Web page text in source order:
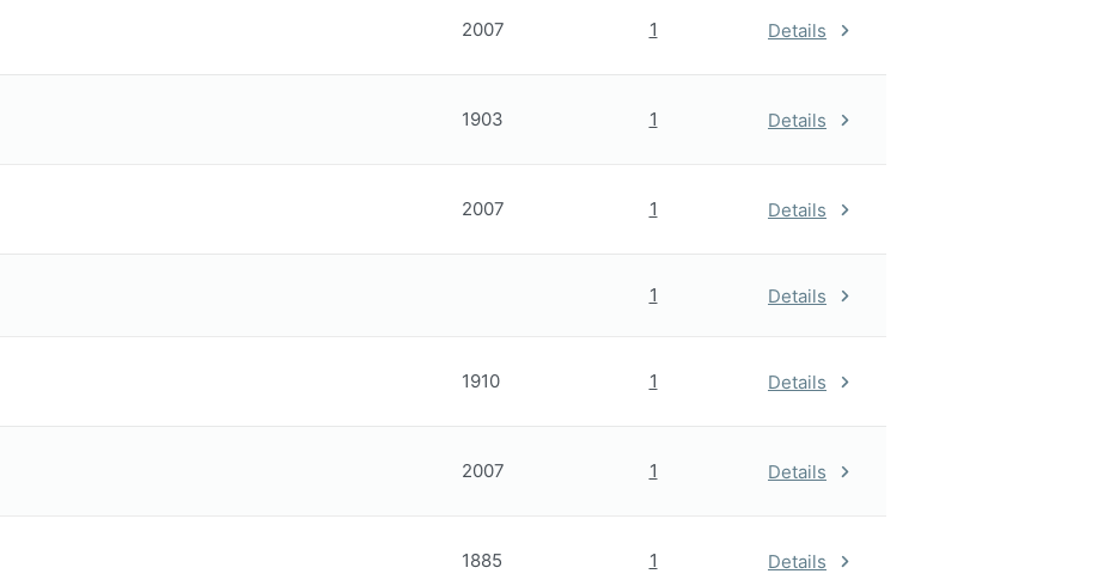
2007 1 Details
1903 1 Details
2007 1 Details
1 Details
1910 1 Details
2007 1 Details
1885 1 Details